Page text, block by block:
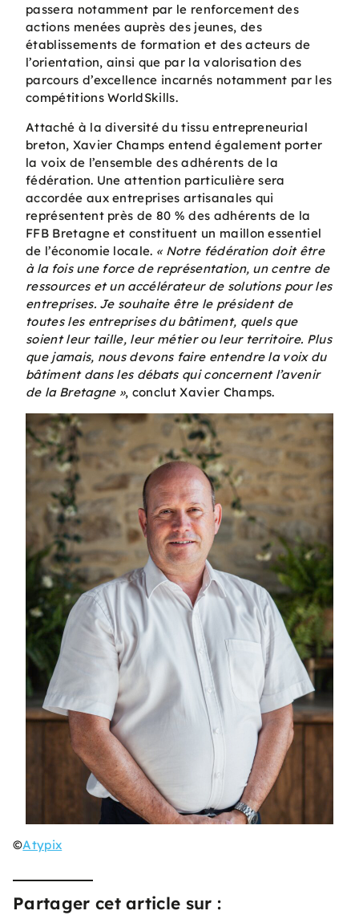
passera notamment par le renforcement des
actions menées auprès des jeunes, des
établissements de formation et des acteurs de
l’orientation, ainsi que par la valorisation des
parcours d’excellence incarnés notamment par les
compétitions WorldSkills.
Attaché à la diversité du tissu entrepreneurial
breton, Xavier Champs entend également porter
la voix de l’ensemble des adhérents de la
fédération. Une attention particulière sera
accordée aux entreprises artisanales qui
représentent près de 80 % des adhérents de la
FFB Bretagne et constituent un maillon essentiel
de l’économie locale. « Notre fédération doit être
à la fois une force de représentation, un centre de
ressources et un accélérateur de solutions pour les
entreprises. Je souhaite être le président de
toutes les entreprises du bâtiment, quels que
soient leur taille, leur métier ou leur territoire. Plus
que jamais, nous devons faire entendre la voix du
bâtiment dans les débats qui concernent l’avenir
de la Bretagne », conclut Xavier Champs.
©Atypix
Partager cet article sur :